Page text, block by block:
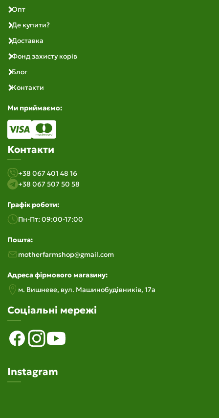
Опт
Де купити?
Доставка
Фонд захисту корів
Блог
Контакти
Ми приймаємо:
Контакти
+38 067 401 48 16
+38 067 507 50 58
Графік роботи:
Пн-Пт: 09:00-17:00
Пошта:
motherfarmshop@gmail.com
Адреса фірмового магазину:
м. Вишневе, вул. Машинобудiвникiв, 17а
Соціальні мережі
Instagram